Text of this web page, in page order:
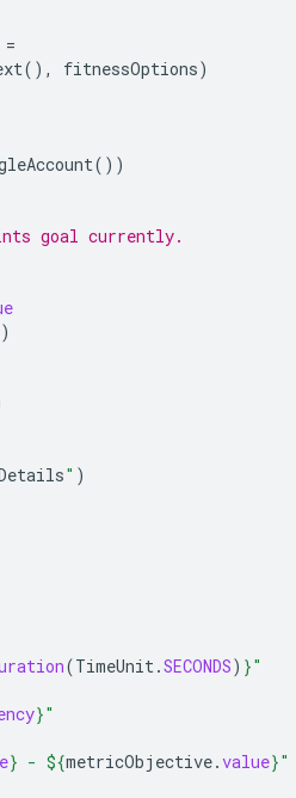
=
(), fitnessOptions)
())
goal currently.
)
" )
(TimeUnit.SECONDS) }"
}"
} - ${metricObjective.value}"